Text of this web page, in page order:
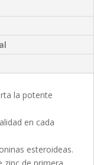
la potente
en cada
esteroideas.
zinc de primera